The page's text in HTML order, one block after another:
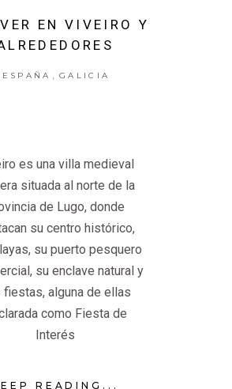
EN VIVEIRO Y
ESPAÑA , GALICIA
es una villa medieval
situada al norte de la
de Lugo, donde
su centro histórico,
su puerto pesquero
su enclave natural y
fiestas, alguna de ellas
como Fiesta de
Interés
READING...